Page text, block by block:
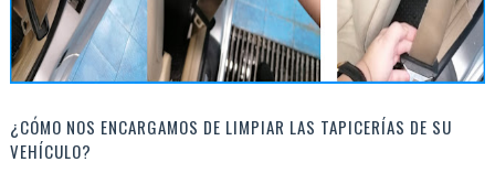
¿CÓMO NOS ENCARGAMOS DE LIMPIAR LAS TAPICERÍAS DE SU
VEHÍCULO?